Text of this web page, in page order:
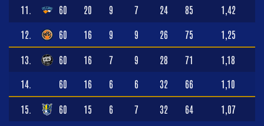
11. 60 20 9 7 24 85 1,42
12. 60 16 9 9 26 75 1,25
13. 60 16 7 9 28 71 1,18
14. 60 16 6 6 32 66 1,10
15. 60 15 6 7 32 64 1,07